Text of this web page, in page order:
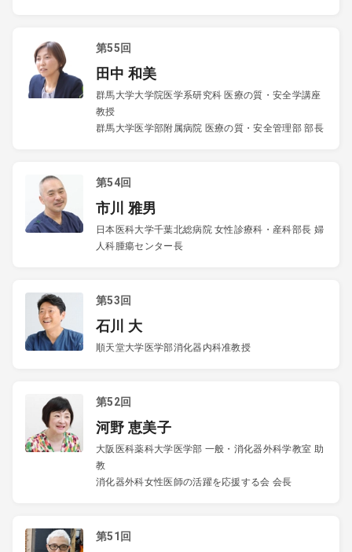
第55回
田中 和美
群馬大学大学院医学系研究科 医療の質・安全学講座
教授
群馬大学医学部附属病院 医療の質・安全管理部 部長
第54回
市川 雅男
日本医科大学千葉北総病院 女性診療科・産科部長 婦
人科腫瘍センター長
第53回
石川 大
順天堂大学医学部消化器内科准教授
第52回
河野 恵美子
大阪医科薬科大学医学部 一般・消化器外科学教室 助
教
消化器外科女性医師の活躍を応援する会 会長
第51回